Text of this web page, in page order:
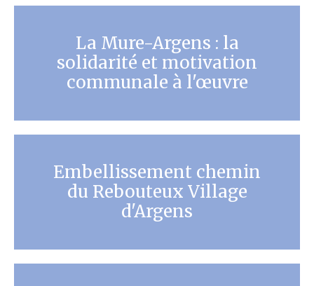
La Mure-Argens : la
solidarité et motivation
communale à l'œuvre
Embellissement chemin
du Rebouteux Village
d'Argens